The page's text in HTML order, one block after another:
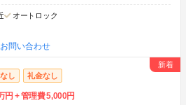
オートロック
問い合わせ
し 礼金なし
円 管理費5,000円